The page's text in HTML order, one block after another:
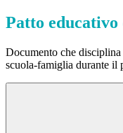
Patto
Documento che
scuola-famiglia durante il